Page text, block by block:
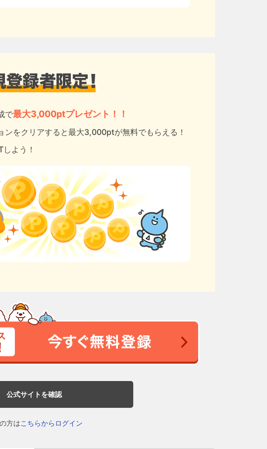
で最大3,000ptプレゼント！！
ンをクリアすると最大3,000ptが無料でもらえる！
よう！
公式サイトを確認
方はこちらからログイン